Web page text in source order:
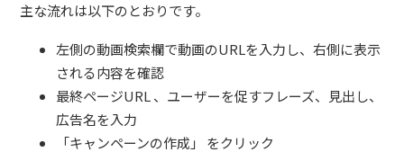
主な流れは以下のとおりです。
左側の動画検索欄で動画のURLを入力し、右側に表示
される内容を確認
最終ページURL 、ユーザーを促すフレーズ、見出し、
広告名を入力
「キャンペーンの作成」 をクリック